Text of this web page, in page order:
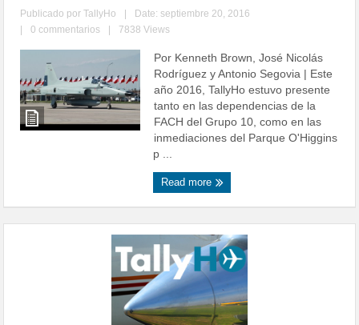
Publicado porTallyHo
Date: septiembre 20, 2016
0 commentarios 7838 Views
Por Kenneth Brown, José Nicolás
Rodríguez y Antonio Segovia | Este
año 2016, TallyHo estuvo presente
tanto en las dependencias de la
FACH del Grupo 10, como en las
inmediaciones del Parque O'Higgins
p ...
Read more